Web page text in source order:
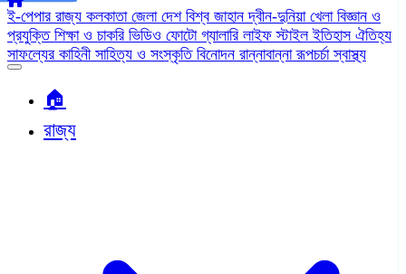
ই-পেপার রাজ্য কলকাতা জেলা দেশ বিশ্ব জাহানদ্বীন-দুনিয়া খেলা বিজ্ঞান ও
প্রযুক্তি শিক্ষা ও চাকরি ভিডিও ফোটো গ্যালারি লাইফ স্টাইলইতিহাস ঐতিহ্য
সাফল্যের কাহিনী সাহিত্য ও সংস্কৃতি বিনোদন রান্নাবান্নারূপচর্চাস্বাস্থ্য
🏠︎
রাজ্য